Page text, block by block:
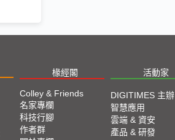
椽經閣 活動家
Colley & Friends
名家專欄
科技行腳
作者群
DIGITIMES 主辦
智慧應用
雲端 & 資安
產品 & 研發